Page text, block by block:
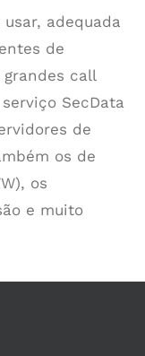
adequada
de
call
SecData
de
os de
os
e muito